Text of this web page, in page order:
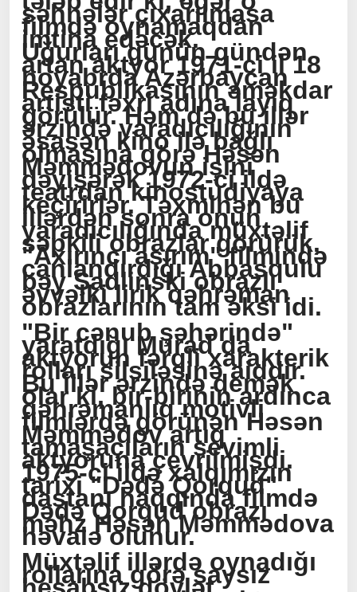
səhnələr çıxarılmasa
filmdə oynamaqdan
imtina edəcək.
Uğurları günün gündən
artan aktyor 1971-ci il 18
noyabrda Azərbaycan
Respublikasının əməkdar
artisti fəxri adına layiq
görülür. Həm də bu illər
ərzində yaradıcılığının
əsasən kino ilə bağlı
olmasına görə Həsən
Məmmədovun işini
dəyişərək 1972-ci ildə
teatrdan kinostudiyaya
keçirirlər. Təxminən bu
illərdən sonra onun
yaradıcılığında müxtəlif
səpkili obrazlar görürük.
"Axırıncı aşırım" filmində
canlandırdığı Abbasqulu
bəy Şadlinski obrazlı
əvvəlki lirik qəhrəman
obrazlarının tam əksi idi.
"Bir cənub şəhərində"
yaratdığı Murad da
aktyorun fərqli xarakterik
rolları silsiləsinə aiddir.
Bu illər ərzində demək
olar ki, bir-birinin ardınca
qəhrəmanlıq motivli
filmlərdə görünən Həsən
Məmmədov artıq
tamaşaçıların sevimli
aktyoruna çevrilmişdi.
1975-ci ildə xalqımızın
tarixi "Dədə Qorqud"
dastanı haqqında filmdə
Dədə Qorqud obrazı
məhz Həsən Məmmədova
həvalə olunur.
Müxtəlif illərdə oynadığı
rollarına görə saysız